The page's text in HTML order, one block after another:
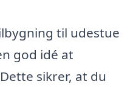
til udestue
god idé at
sikrer, at du